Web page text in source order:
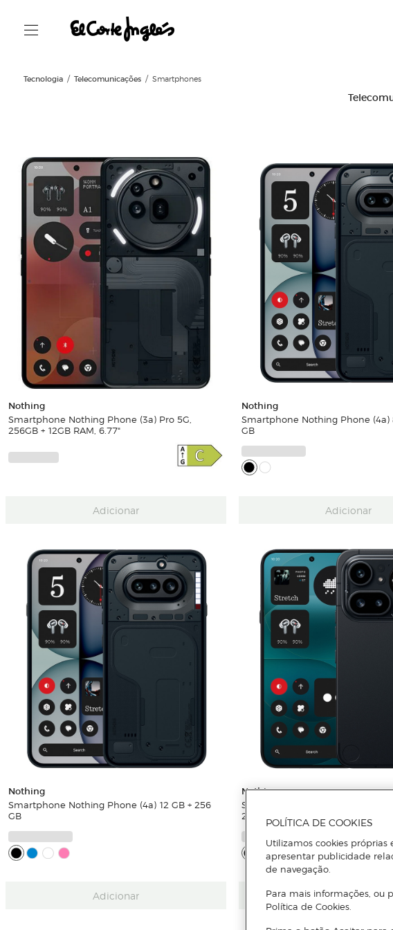
Tecnologia Telecomunicações Smartphones
Nothing
Smartphone Nothing Phone (3a) Pro 5G,
256GB + 12GB RAM, 6.77"
Adicionar
Nothing
Smartphone Nothing Phone (4a)
GB
Adicionar
Nothing
Smartphone Nothing Phone (4a) 12 GB + 256
GB
Adicionar
Nothing
Smartphone Nothing Phone (4a)
256 GB
Adicionar
POLÍTICA DE COOKIES
Utilizamos cookies próprias
apresentar publicidade
de navegação.
Para mais informações, ou
Política de Cookies.